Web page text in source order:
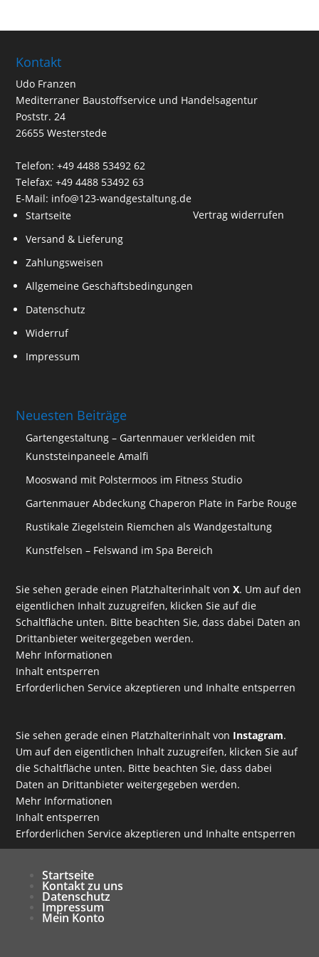
Kontakt
Udo Franzen
Mediterraner Baustoffservice und Handelsagentur
Poststr. 24
26655 Westerstede
Telefon: +49 4488 53492 62
Telefax: +49 4488 53492 63
E-Mail: info@123-wandgestaltung.de
Startseite
Versand & Lieferung
Zahlungsweisen
Allgemeine Geschäftsbedingungen
Datenschutz
Widerruf
Impressum
Vertrag widerrufen
Neuesten Beiträge
Gartengestaltung – Gartenmauer verkleiden mit
Kunststeinpaneele Amalfi
Mooswand mit Polstermoos im Fitness Studio
Gartenmauer Abdeckung Chaperon Plate in Farbe Rouge
Rustikale Ziegelstein Riemchen als Wandgestaltung
Kunstfelsen – Felswand im Spa Bereich
Sie sehen gerade einen Platzhalterinhalt vonX. Um auf den
eigentlichen Inhalt zuzugreifen, klicken Sie auf die
Schaltfläche unten. Bitte beachten Sie, dass dabei Daten an
Drittanbieter weitergegeben werden.
Mehr Informationen
Inhalt entsperren
Erforderlichen Service akzeptieren und Inhalte entsperren
Sie sehen gerade einen Platzhalterinhalt von Instagram.
Um auf den eigentlichen Inhalt zuzugreifen, klicken Sie auf
die Schaltfläche unten. Bitte beachten Sie, dass dabei
Daten an Drittanbieter weitergegeben werden.
Mehr Informationen
Inhalt entsperren
Erforderlichen Service akzeptieren und Inhalte entsperren
Startseite
Kontakt zu uns
Datenschutz
Impressum
Mein Konto